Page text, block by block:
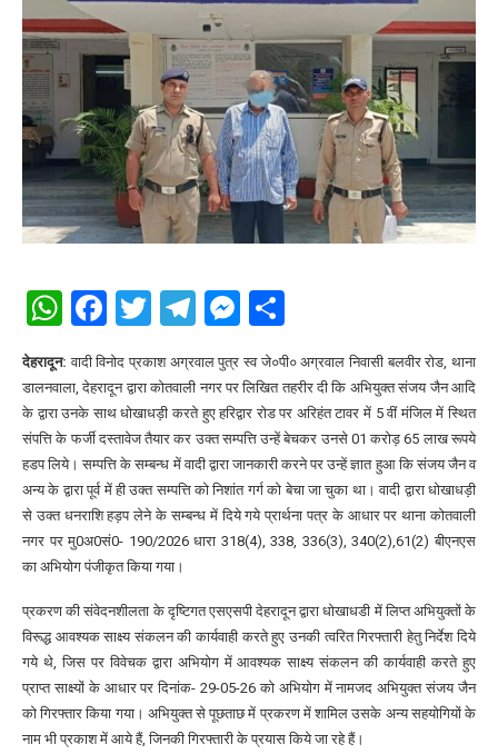
WhatsApp
Facebook
Twitter
Telegram
Messenger
देहरादून: वादी विनोद प्रकाश अग्रवाल पुत्र स्व जे०पी० अग्रवाल निवासी बलवीर रोड, थाना
डालनवाला, देहरादून द्वारा कोतवाली नगर पर लिखित तहरीर दी कि अभियुक्त संजय जैन आदि
के द्वारा उनके साथ धोखाधड़ी करते हुए हरिद्वार रोड पर अरिहंत टावर में 5 वीं मंजिल में स्थित
संपत्ति के फर्जी दस्तावेज तैयार कर उक्त सम्पत्ति उन्हें बेचकर उनसे 01 करोड़ 65 लाख रूपये
हडप लिये। सम्पत्ति के सम्बन्ध में वादी द्वारा जानकारी करने पर उन्हें ज्ञात हुआ कि संजय जैन व
अन्य के द्वारा पूर्व में ही उक्त सम्पत्ति को निशांत गर्ग को बेचा जा चुका था। वादी द्वारा धोखाधड़ी
से उक्त धनराशि हड़प लेने के सम्बन्ध में दिये गये प्रार्थना पत्र के आधार पर थाना कोतवाली
नगर पर मु0अ0सं0- 190/2026 धारा 318(4), 338, 336(3), 340(2),61(2) बीएनएस
का अभियोग पंजीकृत किया गया।
प्रकरण की संवेदनशीलता के दृष्टिगत एसएसपी देहरादून द्वारा धोखाधडी में लिप्त अभियुक्तों के
विरूद्ध आवश्यक साक्ष्य संकलन की कार्यवाही करते हुए उनकी त्वरित गिरफ्तारी हेतु निर्देश दिये
गये थे, जिस पर विवेचक द्वारा अभियोग में आवश्यक साक्ष्य संकलन की कार्यवाही करते हुए
प्राप्त साक्ष्यों के आधार पर दिनांक- 29-05-26 को अभियोग में नामजद अभियुक्त संजय जैन
को गिरफ्तार किया गया। अभियुक्त से पूछताछ में प्रकरण में शामिल उसके अन्य सहयोगियों के
नाम भी प्रकाश में आये हैं, जिनकी गिरफ्तारी के प्रयास किये जा रहे हैं।